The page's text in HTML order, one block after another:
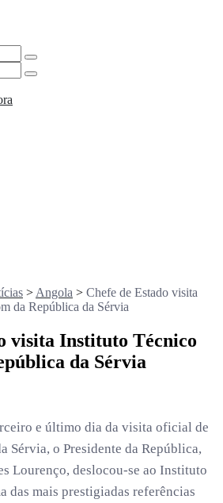
> Angola > Chefe de Estado visita
da República da Sérvia
visita Instituto Técnico
da Sérvia
e último dia da visita oficial de
Sérvia, o Presidente da República,
Lourenço, deslocou-se ao Instituto
das mais prestigiadas referências